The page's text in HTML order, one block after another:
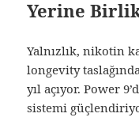
Yerine
Yalnızlık, nikotin
longevity
yıl açıyor. Power
sistemi